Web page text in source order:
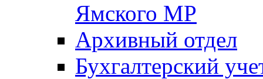
Ямского МР
Архивный отдел
Бухгалтерский